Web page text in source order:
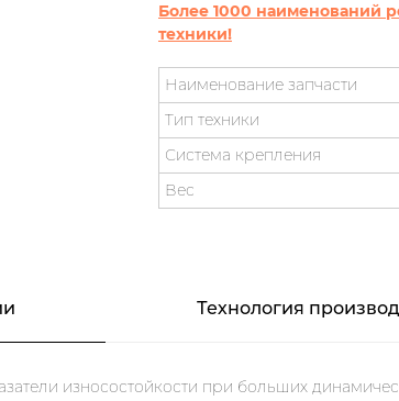
Более 1000 наименований
техники!
Наименование запчасти
Тип техники
Система крепления
Вес
Технология
износостойкости при больших